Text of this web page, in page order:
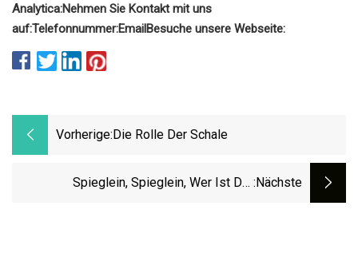
Analytica:Nehmen Sie Kontakt mit uns
auf:Telefonnummer:EmailBesuche unsere Webseite:
Vorherige: Die Rolle Der Schale
Spieglein, Spieglein, Wer Ist Der :nächste